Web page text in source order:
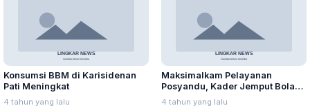
Konsumsi BBM di Karisidenan
Pati Meningkat
4 tahun yang lalu
Maksimalkam Pelayanan
Posyandu, Kader Jemput Bola
ke Rumah Warga
4 tahun yang lalu